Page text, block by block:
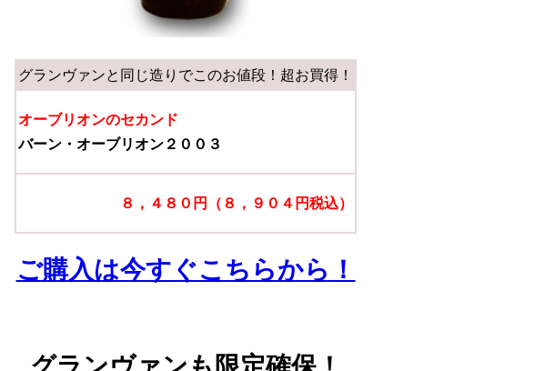
グランヴァンと同じ造りでこのお値段！超お買得！
オーブリオンのセカンド
バーン・オーブリオン２００３
８，４８０円（８，９０４円税込）
ご購入は今すぐこちらから！